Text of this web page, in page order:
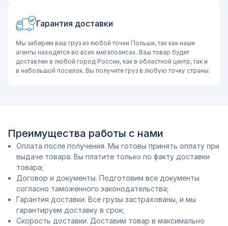
Гарантия доставки
Мы заберем ваш груз из любой точки Польши, так как наши
агенты находятся во всех мегаполисах. Ваш товар будет
доставлен в любой город России, как в областной центр, так и
в небольшой поселок. Вы получите груз в любую точку страны.
Преимущества работы с нами
Оплата после получения. Мы готовы принять оплату при
выдаче товара. Вы платите только по факту доставки
товара;
Договор и документы. Подготовим все документы
согласно таможенного законодательства;
Гарантия доставки. Все грузы застрахованы, и мы
гарантируем доставку в срок;
Скорость доставки. Доставим товар в максимально